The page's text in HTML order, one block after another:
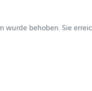
wurde behoben. Sie